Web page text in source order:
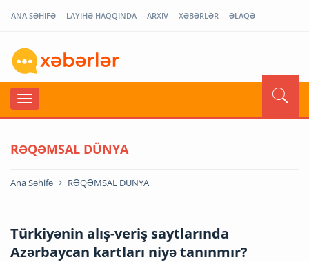
ANA SƏHİFƏ LAYİHƏ HAQQINDA ARXİV XƏBƏRLƏR ƏLAQƏ
RƏQƏMSAL DÜNYA
Ana Səhifə RƏQƏMSAL DÜNYA
Türkiyənin alış-veriş saytlarında
Azərbaycan kartları niyə tanınmır?